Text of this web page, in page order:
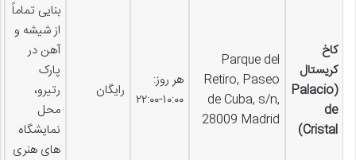
کاخ
کریستال
(Palacio
de
Cristal)
Parque del
Retiro, Paseo
de Cuba, s/n,
28009 Madrid
هر روز:
۱۰:۰۰-۲۲:۰۰
رایگان
بنایی تماماً
از شیشه و
آهن در
پارک
رتیرو،
محل
نمایشگاه
های هنری